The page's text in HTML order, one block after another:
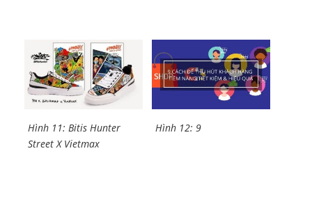
Hình 11: Bitis Hunter
Street X Vietmax
Hình 12: 9